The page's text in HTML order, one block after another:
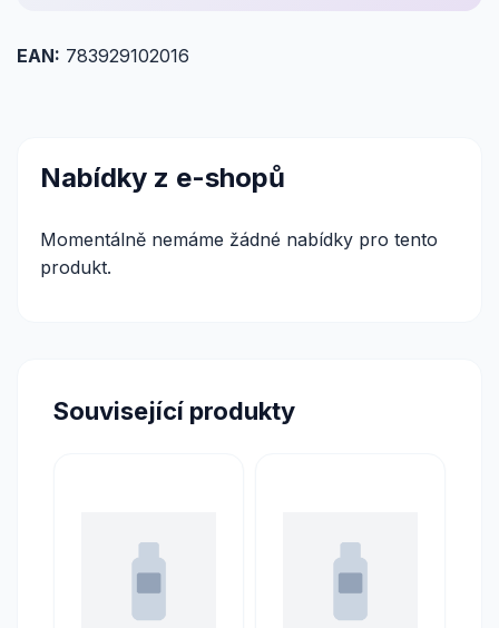
EAN: 783929102016
Nabídky z e-shopů
Momentálně nemáme žádné nabídky pro tento
produkt.
Související produkty